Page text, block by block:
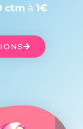
ctm à 1€